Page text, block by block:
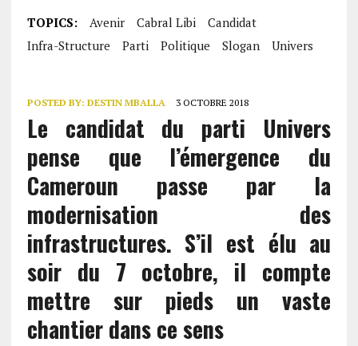
TOPICS: Avenir Cabral Libi
Candidat
Infra-Structure
Parti Politique Slogan Univers
POSTED BY: DESTIN MBALLA 3 OCTOBRE 2018
Le candidat du parti Univers
pense que l’émergence du
Cameroun passe par la
modernisation des
infrastructures. S’il est élu au
soir du 7 octobre, il compte
mettre sur pieds un vaste
chantier dans ce sens